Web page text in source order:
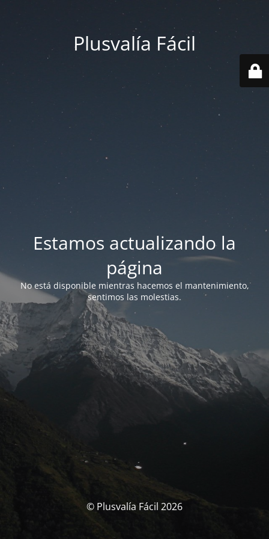
Plusvalía Fácil
Estamos actualizando la
página
No está disponible mientras hacemos el mantenimiento,
sentimos las molestias.
© Plusvalía Fácil 2026